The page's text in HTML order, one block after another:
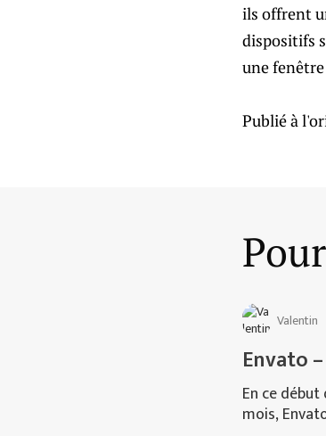
ils offrent
dispositifs
une
Publié à
Valentin
Envato
En ce
mois,